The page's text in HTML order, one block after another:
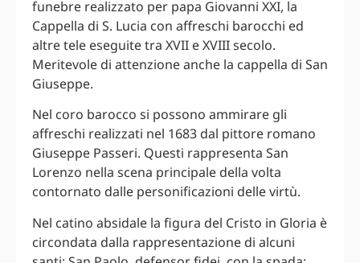
funebre realizzato per papa Giovanni XXI, la
Cappella di S. Lucia con affreschi barocchi ed
altre tele eseguite tra XVII e XVIII secolo.
Meritevole di attenzione anche la cappella di San
Giuseppe.
Nel coro barocco si possono ammirare gli
affreschi realizzati nel 1683 dal pittore romano
Giuseppe Passeri. Questi rappresenta San
Lorenzo nella scena principale della volta
contornato dalle personificazioni delle virtù.
Nel catino absidale la figura del Cristo in Gloria è
circondata dalla rappresentazione di alcuni